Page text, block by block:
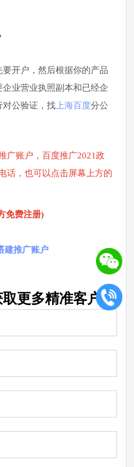
开户，然后根据你的产品
业营业执照副本和已经企
对公验证，找 上海百度分公
广账户，百度推广2021政
话，也可以点击屏幕上方的
免费注册)
建推广账户
更多精准客户